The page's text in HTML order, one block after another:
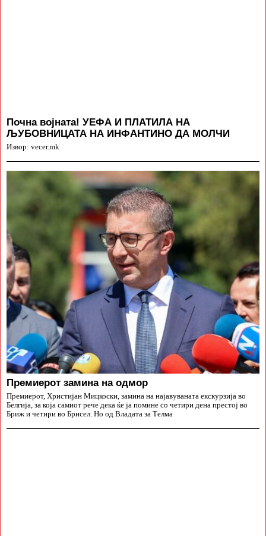
Почна војната! УЕФА И ПЛАТИЛА НА
ЉУБОВНИЦАТА НА ИНФАНТИНО ДА МОЛЧИ
Извор: vecer.mk
Премиерот замина на одмор
Премиерот, Христијан Мицкоски, замина на најавуваната екскурзија во
Белгија, за која самиот рече дека ќе ја помине со четири дена престој во
Бриж и четири во Брисел. Но од Владата за Телма